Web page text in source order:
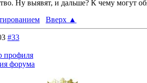
Ну выявят, и дальше? К чему могут
Вверх ▲
#33
профиля
форума